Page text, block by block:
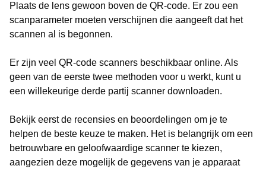
Plaats de lens gewoon boven de QR-code. Er zou een
scanparameter moeten verschijnen die aangeeft dat het
scannen al is begonnen.
Er zijn veel QR-code scanners beschikbaar online. Als
geen van de eerste twee methoden voor u werkt, kunt u
een willekeurige derde partij scanner downloaden.
Bekijk eerst de recensies en beoordelingen om je te
helpen de beste keuze te maken. Het is belangrijk om een
betrouwbare en geloofwaardige scanner te kiezen,
aangezien deze mogelijk de gegevens van je apparaat